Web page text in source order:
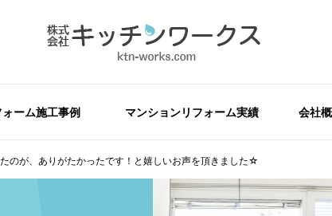
ォーム施工事例 マンションリフォーム実績 会社
のが、ありがたかったです！と嬉しいお声を頂きました☆